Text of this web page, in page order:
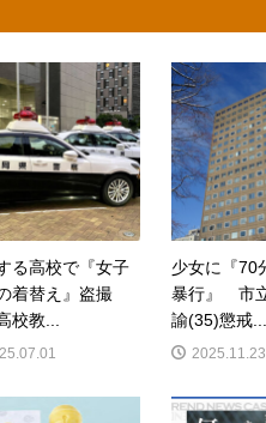
る高校で『女子
着替え』盗撮
校教...
少女に『70
暴行』 市
諭(35)懲戒...
2025.11.23